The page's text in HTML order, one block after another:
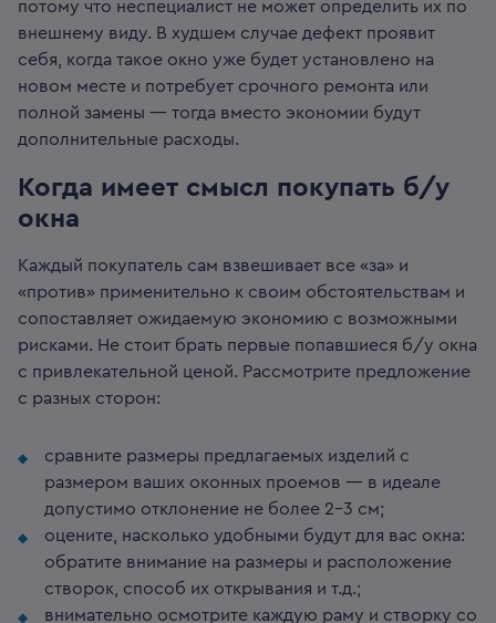
потому что неспециалист не может определить их по
внешнему виду. В худшем случае дефект проявит
себя, когда такое окно уже будет установлено на
новом месте и потребует срочного ремонта или
полной замены — тогда вместо экономии будут
дополнительные расходы.
Когда имеет смысл покупать б/у
окна
Каждый покупатель сам взвешивает все «за» и
«против» применительно к своим обстоятельствам и
сопоставляет ожидаемую экономию с возможными
рисками. Не стоит брать первые попавшиеся б/у окна
с привлекательной ценой. Рассмотрите предложение
с разных сторон:
сравните размеры предлагаемых изделий с
размером ваших оконных проемов — в идеале
допустимо отклонение не более 2–3 см;
оцените, насколько удобными будут для вас окна:
обратите внимание на размеры и расположение
створок, способ их открывания и т.д.;
внимательно осмотрите каждую раму и створку со